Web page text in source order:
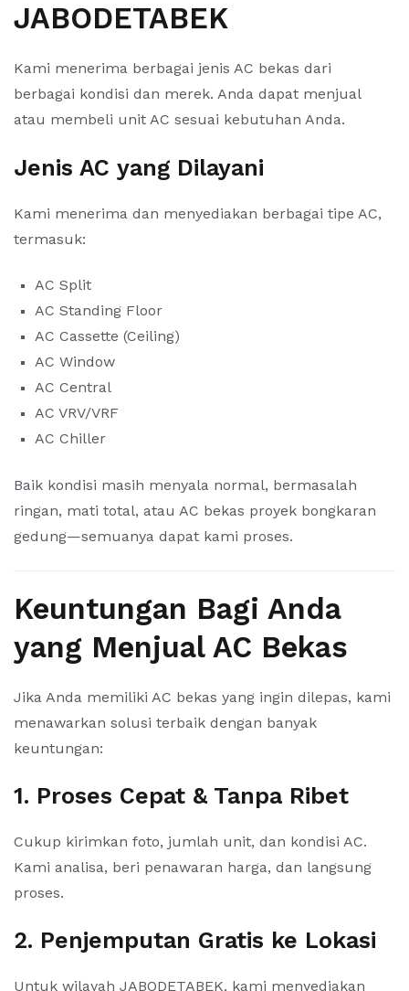
JABODETABEK
Kami menerima berbagai jenis AC bekas dari
berbagai kondisi dan merek. Anda dapat menjual
atau membeli unit AC sesuai kebutuhan Anda.
Jenis AC yang Dilayani
Kami menerima dan menyediakan berbagai tipe AC,
termasuk:
AC Split
AC Standing Floor
AC Cassette (Ceiling)
AC Window
AC Central
AC VRV/VRF
AC Chiller
Baik kondisi masih menyala normal, bermasalah
ringan, mati total, atau AC bekas proyek bongkaran
gedung—semuanya dapat kami proses.
Keuntungan Bagi Anda
yang Menjual AC Bekas
Jika Anda memiliki AC bekas yang ingin dilepas, kami
menawarkan solusi terbaik dengan banyak
keuntungan:
1. Proses Cepat & Tanpa Ribet
Cukup kirimkan foto, jumlah unit, dan kondisi AC.
Kami analisa, beri penawaran harga, dan langsung
proses.
2. Penjemputan Gratis ke Lokasi
Untuk wilayah JABODETABEK, kami menyediakan